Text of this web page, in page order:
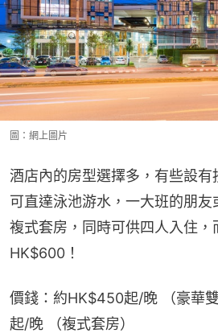
圖：網上圖片
酒店內的房型選擇多，有些設有
可直達泳池游水，一大班的朋
複式套房，同時可供四人入住，
HK$600！
價錢：約HK$450起/晚 （豪華
起/晚 （複式套房）